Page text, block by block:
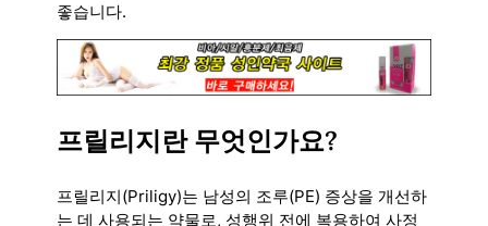
좋습니다.
프릴리지란 무엇인가요?
프릴리지(Priligy)는 남성의 조루(PE) 증상을 개선하
는 데 사용되는 약물로, 성행위 전에 복용하여 사정